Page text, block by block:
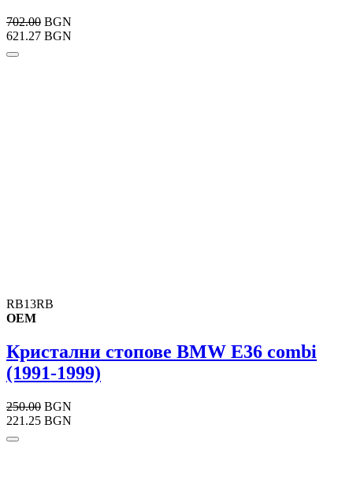
702.00 BGN
621.27 BGN
RB13RB
OEM
Кристални стопове BMW E36 combi
(1991-1999)
250.00 BGN
221.25 BGN